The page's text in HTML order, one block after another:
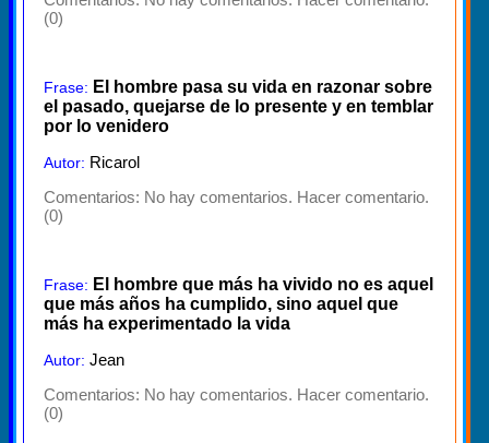
(0)
Frase: El hombre pasa su vida en razonar sobre
el pasado, quejarse de lo presente y en temblar
por lo venidero
Autor: Ricarol
Comentarios: No hay comentarios. Hacer comentario.
(0)
Frase: El hombre que más ha vivido no es aquel
que más años ha cumplido, sino aquel que
más ha experimentado la vida
Autor: Jean
Comentarios: No hay comentarios. Hacer comentario.
(0)